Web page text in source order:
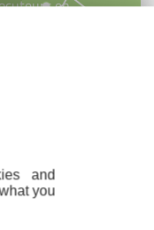
en
and
you